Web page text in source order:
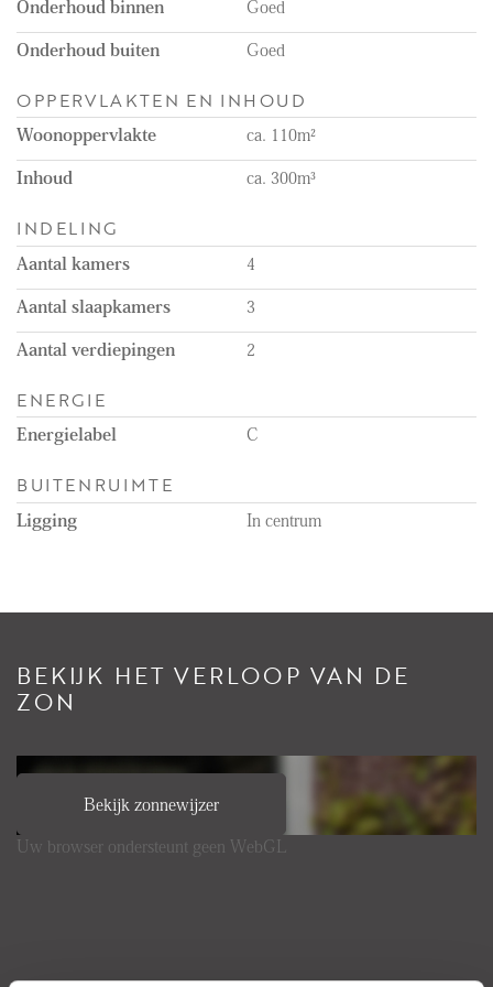
Onderhoud binnen Goed
Onderhoud buiten Goed
OPPERVLAKTEN EN INHOUD
Woonoppervlakte ca. 110m²
Inhoud ca. 300m³
INDELING
Aantal kamers 4
Aantal slaapkamers 3
Aantal verdiepingen 2
ENERGIE
Energielabel C
BUITENRUIMTE
Ligging In centrum
BEKIJK HET VERLOOP VAN DE
ZON
Bekijk zonnewijzer
Uw browser ondersteunt geen WebGL